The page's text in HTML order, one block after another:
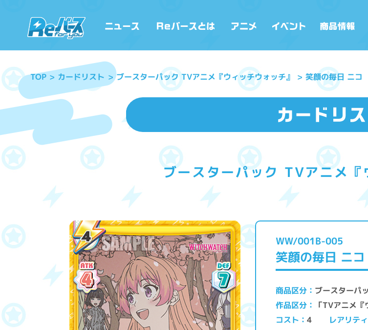
TOP カードリスト ブースターパック TVアニメ『ウィッチウォッチ』 笑顔の毎日 ニコ
ブースターパック TVアニメ
WW/001B-005
笑顔の毎日 ニコ
商品区分 ブースターパ
作品区分 「TVアニメ
コスト 4 レアリティ